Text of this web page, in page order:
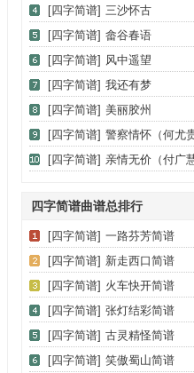
[四字简谱] 三沙怀古
[四字简谱] 畲谷春语
[四字简谱] 风中遥望
[四字简谱] 我还有梦
[四字简谱] 美丽胶州
[四字简谱] 警察情怀（何尤
[四字简谱] 亲情无价（付广
四字简谱曲谱总排行
[四字简谱] 一路芬芳简谱
[四字简谱] 新走西口简谱
[四字简谱] 火车快开简谱
[四字简谱] 张灯结彩简谱
[四字简谱] 古灵精怪简谱
[四字简谱] 笑傲蜀山简谱